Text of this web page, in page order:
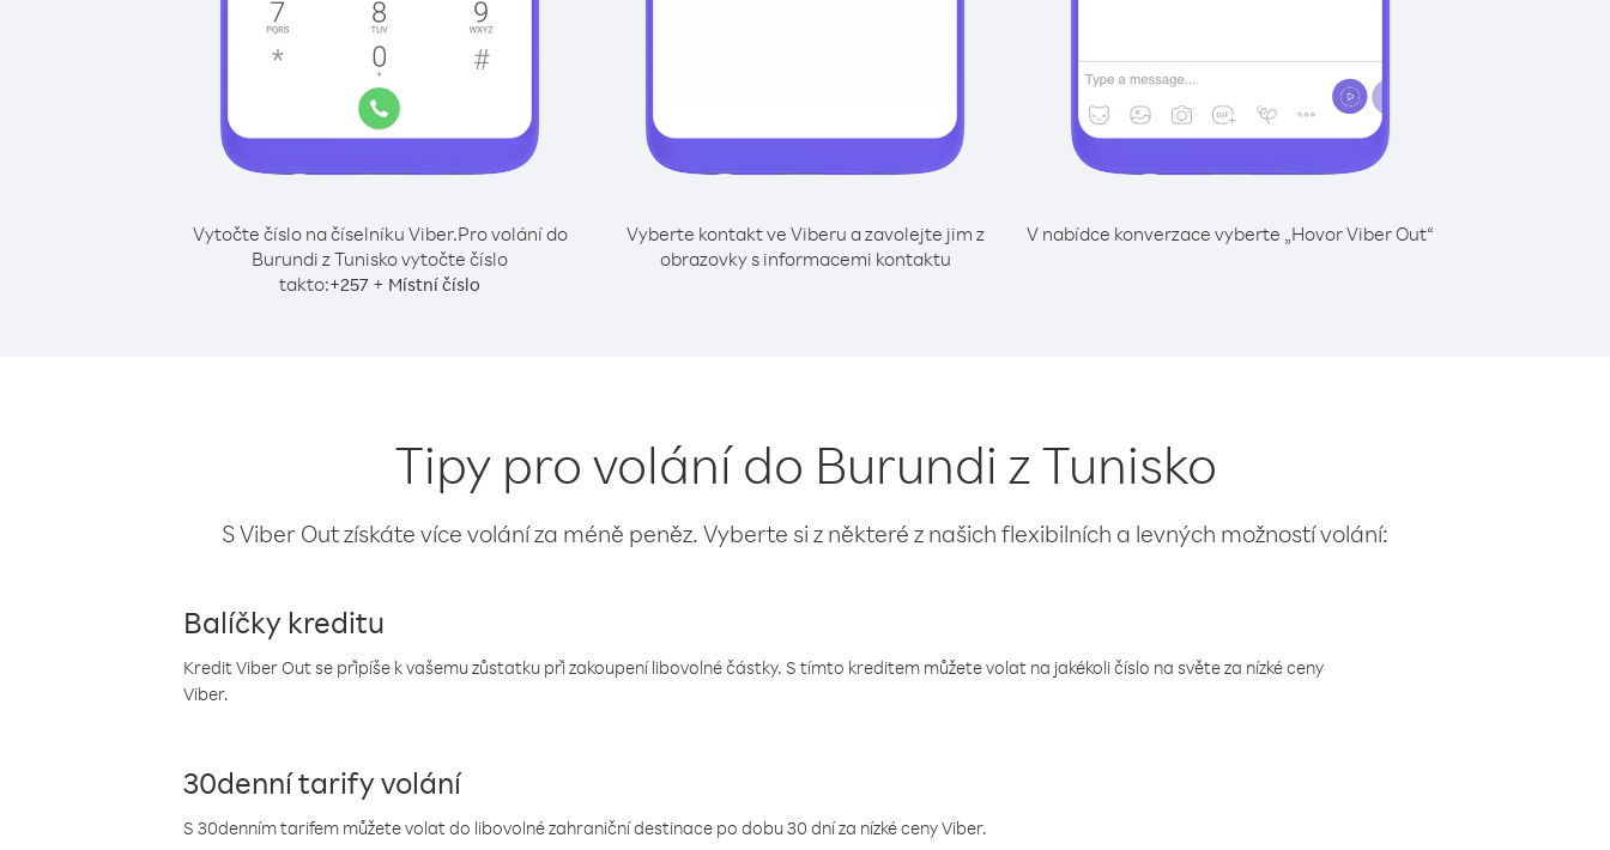
Vytočte číslo na číselníku Viber.Pro volání do
Burundi z Tunisko vytočte číslo
takto:+257 + Místní číslo
Vyberte kontakt ve Viberu a zavolejte jim z
obrazovky s informacemi kontaktu
V nabídce konverzace vyberte „Hovor Viber Out“
Tipy pro volání do Burundi z Tunisko
S Viber Out získáte více volání za méně peněz. Vyberte si z některé z našich flexibilních a levných možností volání:
Balíčky kreditu
Kredit Viber Out se připíše k vašemu zůstatku při zakoupení libovolné částky. S tímto kreditem můžete volat na jakékoli číslo na světe za nízké ceny
Viber.
30denní tarify volání
S 30denním tarifem můžete volat do libovolné zahraniční destinace po dobu 30 dní za nízké ceny Viber.